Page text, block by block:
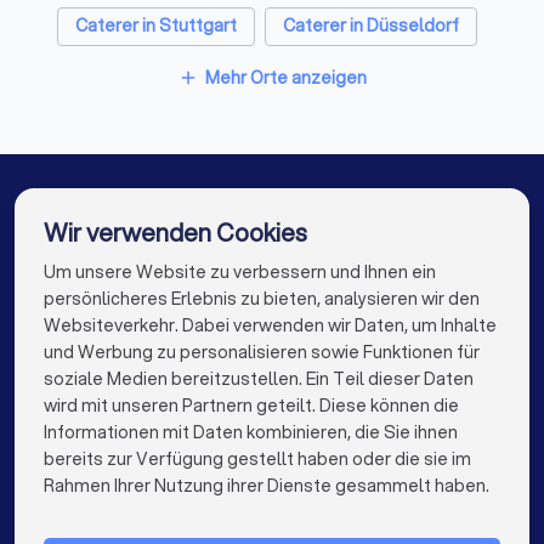
Anbieter finden.Nutzen Sie unsere Filterfunktion,
um nach Catering-Art (Buffet, Dinner, Fingerfood,
BBQ, etc.), Anlass, Budget und Bewertungen zu
filtern. So sehen Sie nur Anbieter, die zu Ihrem
2 Anfrage senden.Geben Sie Datum, Gästezahl,
können bis zu vier Caterer gleichzeitig
kontaktieren.
3 Angebote vergleichen.Sie erhalten kostenfreie
Angebote von mehreren Caterern aus
Vogelsang. Vergleichen Sie transparent
Leistungsumfang, Preise, Bewertungen und
Verfügbarkeit.
4
Details wie Probeessen, Ausstattung,
Caterer in Stuttgart
Caterer in Düsseldorf
Caterer in Dortmund
Caterer in Essen
Caterer in Leipzig
Caterer in Bochum
Caterer in Wuppertal
Caterer in Bielefeld
Caterer in Bonn
Caterer in Münster
Caterer in der Nähe
add Mehr Orte anzeigen
Die besten Caterer für Sie
info@trustlocal.de
FÜR PRIVATPERSONEN
Wir verwenden Cookies
Um unsere Website zu verbessern und Ihnen ein
persönlicheres Erlebnis zu bieten, analysieren wir den
Websiteverkehr. Dabei verwenden wir Daten, um Inhalte
und Werbung zu personalisieren sowie Funktionen für
soziale Medien bereitzustellen. Ein Teil dieser Daten
wird mit unseren Partnern geteilt. Diese können die
Informationen mit Daten kombinieren, die Sie ihnen
bereits zur Verfügung gestellt haben oder die sie im
Rahmen Ihrer Nutzung ihrer Dienste gesammelt haben.